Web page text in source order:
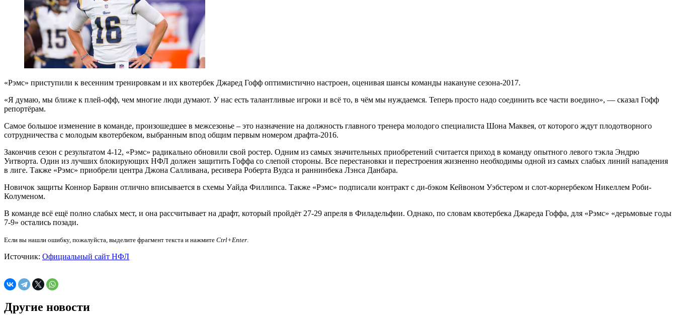
«Рэмс» приступили к весенним тренировкам и их квотербек Джаред Гофф оптимистично настроен, оценивая шансы команды накануне сезона-2017.
«Я думаю, мы ближе к плей-офф, чем многие люди думают. У нас есть талантливые игроки и всё то, в чём мы нуждаемся. Теперь просто надо соединить все части воедино», — сказал Гофф
репортёрам.
Самое большое изменение в команде, произошедшее в межсезонье – это назначение на должность главного тренера молодого специалиста Шона Маквея, от которого ждут плодотворного
сотрудничества с молодым квотербеком, выбранным впод общим первым номером драфта-2016.
Закончив сезон с результатом 4-12, «Рэмс» радикально обновили свой ростер. Одним из самых значительных приобретений считается приход в команду опытного левого тэкла Эндрю
Уитворта. Один из лучших блокирующих НФЛ должен защитить Гоффа со слепой стороны. Все перестановки и перестроения жизненно необходимы одной из самых слабых линий нападения
в лиге. Также «Рэмс» приобрели центра Джона Салливана, ресивера Роберта Вудса и раннинбека Лэнса Данбара.
Новичок защиты Коннор Барвин отлично вписывается в схемы Уайда Филлипса. Также «Рэмс» подписали контракт с ди-бэком Кейвоном Уэбстером и слот-корнербеком Никеллем Роби-
Колуменом.
В команде всё ещё полно слабых мест, и она рассчитывает на драфт, который пройдёт 27-29 апреля в Филадельфии. Однако, по словам квотербека Джареда Гоффа, для «Рэмс» «дерьмовые годы
7-9» остались позади.
Если вы нашли ошибку, пожалуйста, выделите фрагмент текста и нажмите Ctrl+Enter.
Источник: Официальный сайт НФЛ
Другие новости